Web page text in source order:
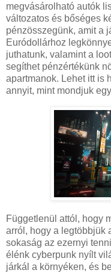
megvásárolható autók
változatos és bőséges
pénzösszegünk, amit a
Euródollárhoz
juthatunk, valamint a
segíthet pénzértékünk
apartmanok. Lehet itt is
annyit, mint mondjuk
Függetlenül attól, hogy
arról, hogy a legtöbbjük
sokaság az ezernyi
élénk cyberpunk nyílt
járkál a környéken, és